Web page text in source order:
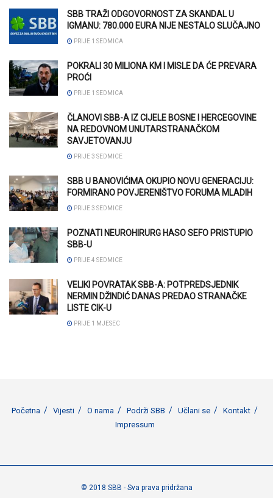
SBB TRAŽI ODGOVORNOST ZA SKANDAL U
IGMANU: 780.000 EURA NIJE NESTALO SLUČAJNO
PRIJE 1 SEDMICA
POKRALI 30 MILIONA KM I MISLE DA ĆE PREVARA
PROĆI
PRIJE 1 SEDMICA
ČLANOVI SBB-A IZ CIJELE BOSNE I HERCEGOVINE
NA REDOVNOM UNUTARSTRANAČKOM
SAVJETOVANJU
PRIJE 3 SEDMICE
SBB U BANOVIĆIMA OKUPIO NOVU GENERACIJU:
FORMIRANO POVJERENIŠTVO FORUMA MLADIH
PRIJE 3 SEDMICE
POZNATI NEUROHIRURG HASO SEFO PRISTUPIO
SBB-U
PRIJE 4 SEDMICE
VELIKI POVRATAK SBB-A: POTPREDSJEDNIK
NERMIN DŽINDIĆ DANAS PREDAO STRANAČKE
LISTE CIK-U
PRIJE 1 MJESEC
Početna Vijesti O nama Podrži SBB Učlani se
Kontakt
Impressum
© 2018 SBB - Sva prava pridržana